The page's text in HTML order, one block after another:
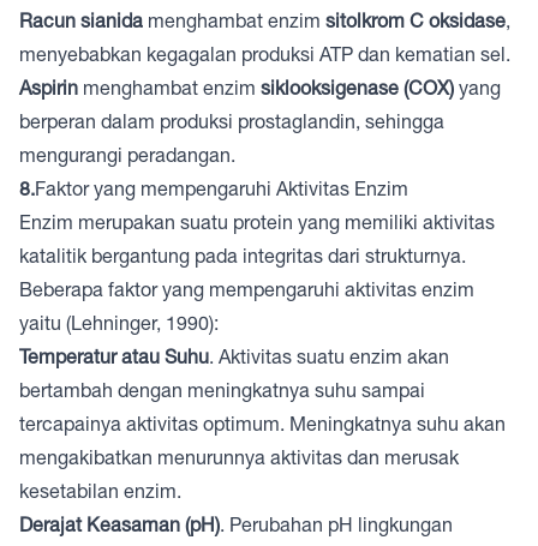
Racun sianida menghambat enzim sitolkrom C oksidase,
menyebabkan kegagalan produksi ATP dan kematian sel.
Aspirin menghambat enzim siklooksigenase (COX) yang
berperan dalam produksi prostaglandin, sehingga
mengurangi peradangan.
8.Faktor yang mempengaruhi Aktivitas Enzim
Enzim merupakan suatu protein yang memiliki aktivitas
katalitik bergantung pada integritas dari strukturnya.
Beberapa faktor yang mempengaruhi aktivitas enzim
yaitu (Lehninger, 1990):
Temperatur atau Suhu. Aktivitas suatu enzim akan
bertambah dengan meningkatnya suhu sampai
tercapainya aktivitas optimum. Meningkatnya suhu akan
mengakibatkan menurunnya aktivitas dan merusak
kesetabilan enzim.
Derajat Keasaman (pH). Perubahan pH lingkungan